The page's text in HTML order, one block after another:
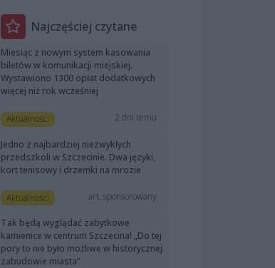
Najczęściej czytane
Miesiąc z nowym system kasowania
biletów w komunikacji miejskiej.
Wystawiono 1300 opłat dodatkowych
więcej niż rok wcześniej
Aktualności 2 dni temu
Jedno z najbardziej niezwykłych
przedszkoli w Szczecinie. Dwa języki,
kort tenisowy i drzemki na mrozie
Aktualności art. sponsorowany
Tak będą wyglądać zabytkowe
kamienice w centrum Szczecina! „Do tej
pory to nie było możliwe w historycznej
zabudowie miasta”